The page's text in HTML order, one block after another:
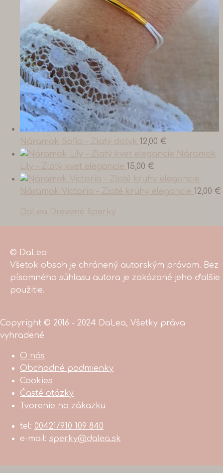
Náramok Sofia – Zlatý dotyk 12,00 €
Náramok
Lily – Zlatý kvet elegancie
15,00 €
Náramok Victoria – Zlaté kruhy elegancie 12,00 €
DaLea Drevené šperky
© DaLea
Všetok obsah je chránený autorským právom. Bez
písomného súhlasu autora je zakázané jeho ďalšie
použitie.
Copyright © 2016 - 2024 DaLea, Všetky práva
vyhradené
O nás
Obchodné podmienky
Cookies
Časté otázky
Tvorenie na zákazku
tel: 00421/910 109 840
e-mail: sperky@dalea.sk